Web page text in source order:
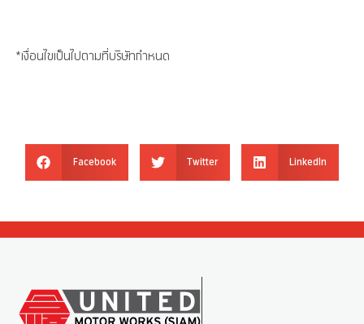
*เงื่อนไขเป็นไปตามที่บริษัทกำหนด
Facebook Twitter LinkedIn